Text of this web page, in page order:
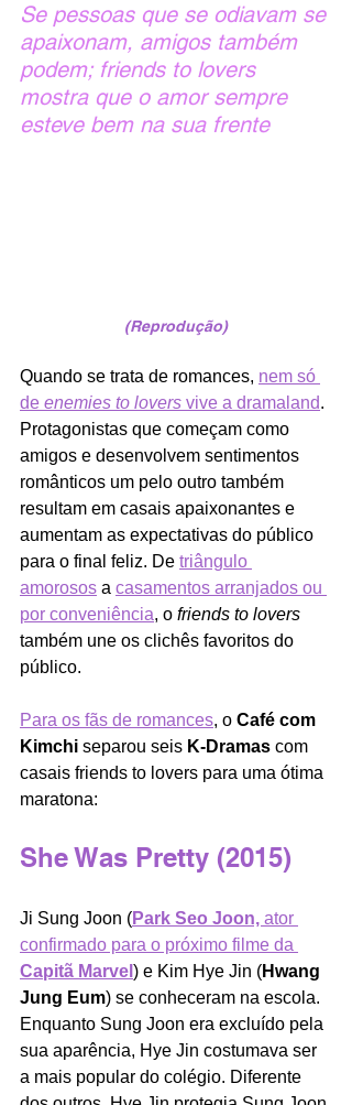
Se pessoas que se odiavam se
apaixonam, amigos também
podem; friends to lovers
mostra que o amor sempre
esteve bem na sua frente
(Reprodução)
Quando se trata de romances, nem só
de enemies to lovers vive a dramaland.
Protagonistas que começam como
amigos e desenvolvem sentimentos
românticos um pelo outro também
resultam em casais apaixonantes e
aumentam as expectativas do público
para o final feliz. De triângulo
amorosos a casamentos arranjados ou
por conveniência, o friends to lovers
também une os clichês favoritos do
público.
Para os fãs de romances, o Café com
Kimchi separou seis K-Dramas com
casais friends to lovers para uma ótima
maratona:
She Was Pretty (2015)
Ji Sung Joon (Park Seo Joon, ator
confirmado para o próximo filme da
Capitã Marvel ) e Kim Hye Jin (Hwang
Jung Eum) se conheceram na escola.
Enquanto Sung Joon era excluído pela
sua aparência, Hye Jin costumava ser
a mais popular do colégio. Diferente